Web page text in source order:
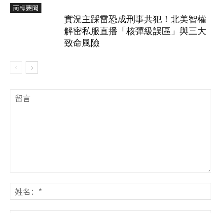
商標要聞
實況主踩雷恐成刑事共犯！北美智權
解密私服直播「核彈級誤區」與三大
致命風險